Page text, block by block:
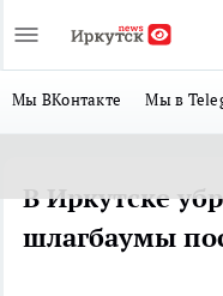
Мы ВКонтакте Мы в
В Иркутске
шлагбаумы